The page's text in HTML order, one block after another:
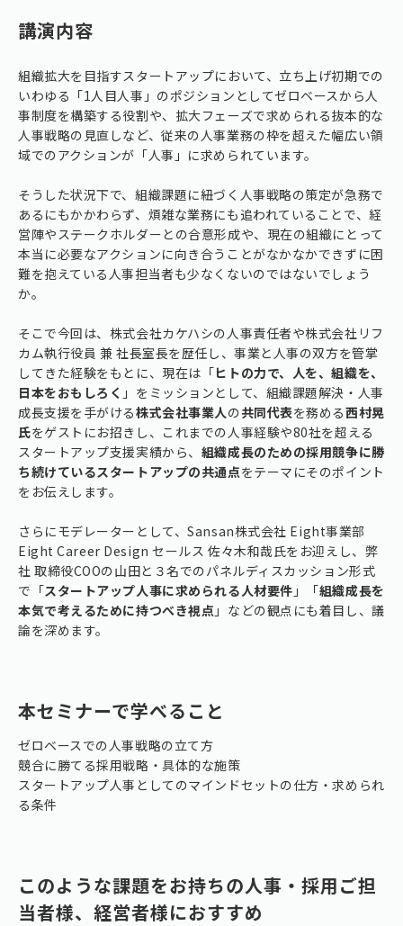
講演内容
組織拡大を目指すスタートアップにおいて、立ち上げ初期での
いわゆる「1人目人事」のポジションとしてゼロベースから人
事制度を構築する役割や、拡大フェーズで求められる抜本的な
人事戦略の見直しなど、従来の人事業務の枠を超えた幅広い領
域でのアクションが「人事」に求められています。
そうした状況下で、組織課題に紐づく人事戦略の策定が急務で
あるにもかかわらず、煩雑な業務にも追われていることで、経
営陣やステークホルダーとの合意形成や、現在の組織にとって
本当に必要なアクションに向き合うことがなかなかできずに困
難を抱えている人事担当者も少なくないのではないでしょう
か。
そこで今回は、株式会社カケハシの人事責任者や株式会社リフ
カム執行役員 兼 社長室長を歴任し、事業と人事の双方を管掌
してきた経験をもとに、現在は「ヒトの力で、人を、組織を、
日本をおもしろく 」をミッションとして、組織課題解決・人事
成長支援を手がける株式会社事業人の共同代表を務める西村晃
氏をゲストにお招きし、これまでの人事経験や80社を超える
スタートアップ支援実績から、 組織成長のための採用競争に勝
ち続けているスタートアップの共通点をテーマにそのポイント
をお伝えします。
さらにモデレーターとして、Sansan株式会社 Eight事業部
Eight Career Design セールス 佐々木和哉氏をお迎えし、弊
社 取締役COOの山田と３名でのパネルディスカッション形式
で「スタートアップ人事に求められる人材要件 」「組織成長を
本気で考えるために持つべき視点 」などの観点にも着目し、議
論を深めます。
本セミナーで学べること
ゼロベースでの人事戦略の立て方
競合に勝てる採用戦略・具体的な施策
スタートアップ人事としてのマインドセットの仕方・求められ
る条件
このような課題をお持ちの人事・採用ご担
当者様、経営者様におすすめ